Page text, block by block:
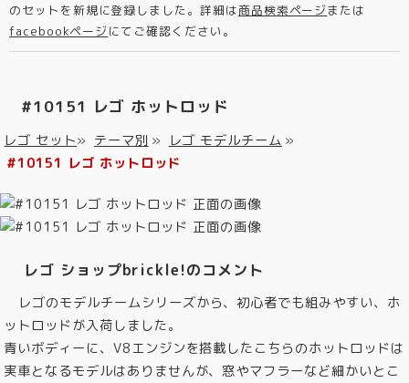
のセットを新規に登録しました。詳細は商品検索ページまたは
facebookページ にてご確認ください。
#10151 レゴ ホットロッド
レゴ セット» テーマ別 » レゴ モデルチーム »
#10151 レゴ ホットロッド
レゴ ショップbrickle!のコメント
レゴのモデルチームシリーズから、初心者でも組みやすい、ホ
ットロッドが入荷しました。
青いボディーに、V8エンジンを搭載したこちらのホットロッドは
実車となるモデルはありませんが、窓やマフラーなど細かいとこ